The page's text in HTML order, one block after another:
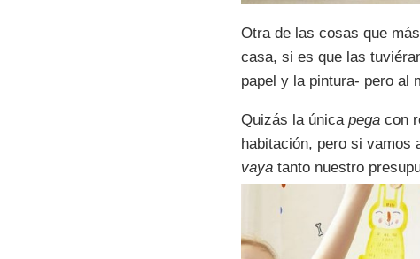
Otra de las cosas que
casa, si es que las
papel y la pintura- pero al
Quizás la única pega con
habitación, pero si vamos
vaya tanto nuestro